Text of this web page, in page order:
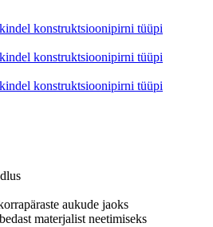
aukude jaoks
materjalist neetimiseks